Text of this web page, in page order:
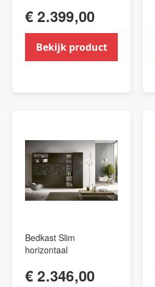
€ 2.399,00
Bekijk product
Bedkast Slim
horizontaal
€ 2.346,00